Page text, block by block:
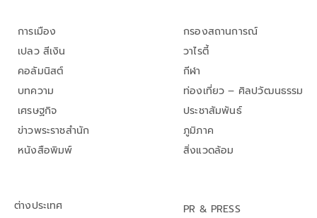
การเมือง
เปลว สีเงิน
คอลัมนิสต์
บทความ
เศรษฐกิจ
ข่าวพระราชสำนัก
หนังสือพิมพ์
กรองสถานการณ์
วาไรตี้
กีฬา
ท่องเที่ยว – ศิลปวัฒนธรรม
ประชาสัมพันธ์
ภูมิภาค
สิ่งแวดล้อม
ต่างประเทศ
PR & PRESS